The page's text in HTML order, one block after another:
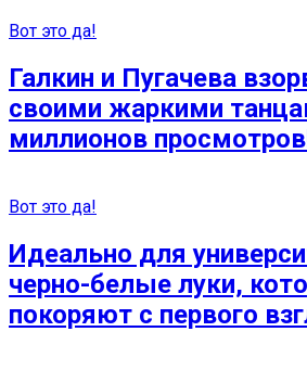
Вот это да!
Галкин и Пугачева
своими жаркими
миллионов
Вот это да!
Идеально для
черно-белые луки,
покоряют с первого